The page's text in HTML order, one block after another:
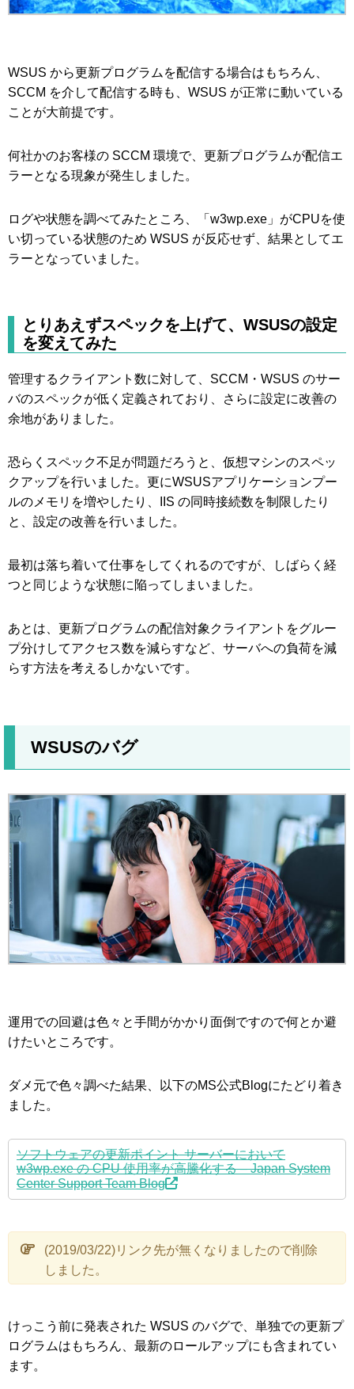
WSUS から更新プログラムを配信する場合はもちろん、
SCCM を介して配信する時も、WSUS が正常に動いている
ことが大前提です。
何社かのお客様の SCCM 環境で、更新プログラムが配信エ
ラーとなる現象が発生しました。
ログや状態を調べてみたところ、「w3wp.exe」がCPUを使
い切っている状態のため WSUS が反応せず、結果としてエ
ラーとなっていました。
とりあえずスペックを上げて、WSUSの設定
を変えてみた
管理するクライアント数に対して、SCCM・WSUS のサー
バのスペックが低く定義されており、さらに設定に改善の
余地がありました。
恐らくスペック不足が問題だろうと、仮想マシンのスペッ
クアップを行いました。更にWSUSアプリケーションプー
ルのメモリを増やしたり、IIS の同時接続数を制限したり
と、設定の改善を行いました。
最初は落ち着いて仕事をしてくれるのですが、しばらく経
つと同じような状態に陥ってしまいました。
あとは、更新プログラムの配信対象クライアントをグルー
プ分けしてアクセス数を減らすなど、サーバへの負荷を減
らす方法を考えるしかないです。
WSUSのバグ
運用での回避は色々と手間がかかり面倒ですので何とか避
けたいところです。
ダメ元で色々調べた結果、以下のMS公式Blogにたどり着き
ました。
ソフトウェアの更新ポイント サーバーにおいて
w3wp.exe の CPU 使用率が高騰化する – Japan System
Center Support Team Blog
(2019/03/22)リンク先が無くなりましたので削除
しました。
けっこう前に発表された WSUS のバグで、単独での更新プ
ログラムはもちろん、最新のロールアップにも含まれてい
ます。